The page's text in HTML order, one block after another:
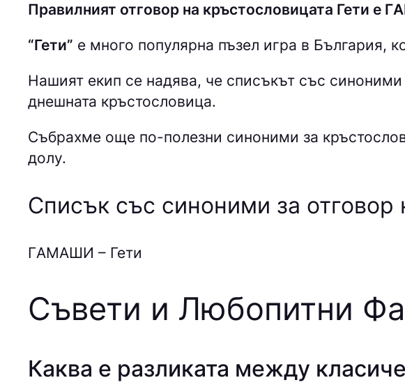
Правилният отговор на кръстословицата Гети е
“Гети” е много популярна пъзел игра в България,
Нашият екип се надява, че списъкът със синоними
днешната кръстословица.
Събрахме още по-полезни синоними за
долу.
Списък със синоними за отговор
ГAМAШИ – Гети
Съвети и Любопитни
Каква е разликата между